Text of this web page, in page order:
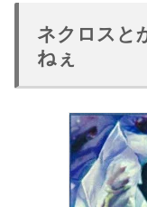
ネクロスと
ねぇ